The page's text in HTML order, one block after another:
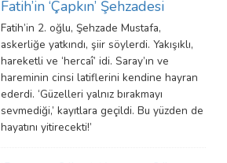
Fatih’in ‘Çapkın’ Şehzadesi
Fatih’in 2. oğlu, Şehzade Mustafa,
askerliğe yatkındı, şiir söylerdi. Yakışıklı,
hareketli ve ‘hercaî’ idi. Saray’ın ve
hareminin cinsi latiflerini kendine hayran
ederdi. ‘Güzelleri yalnız bırakmayı
sevmediği,’ kayıtlara geçildi. Bu yüzden de
hayatını yitirecekti!’